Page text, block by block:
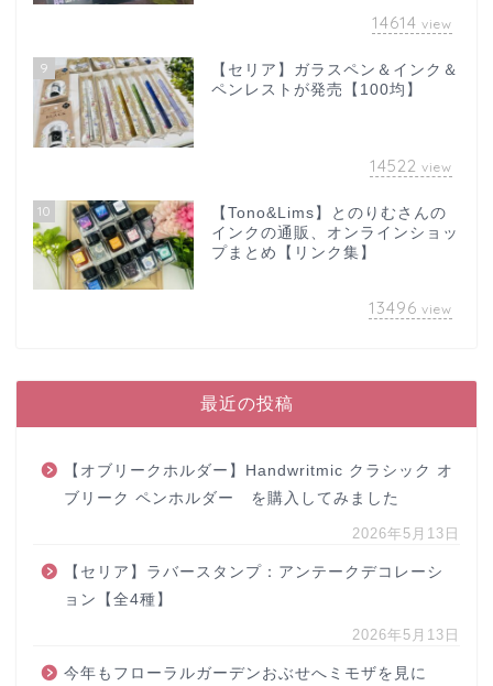
14614 view
9
【セリア】ガラスペン＆インク＆
ペンレストが発売【100均】
14522 view
10
【Tono&Lims】とのりむさんの
インクの通販、オンラインショッ
プまとめ【リンク集】
13496 view
最近の投稿
【オブリークホルダー】Handwritmic クラシック オ
ブリーク ペンホルダー を購入してみました
2026年5月13日
【セリア】ラバースタンプ：アンテークデコレーシ
ョン【全4種】
2026年5月13日
今年もフローラルガーデンおぶせへミモザを見に